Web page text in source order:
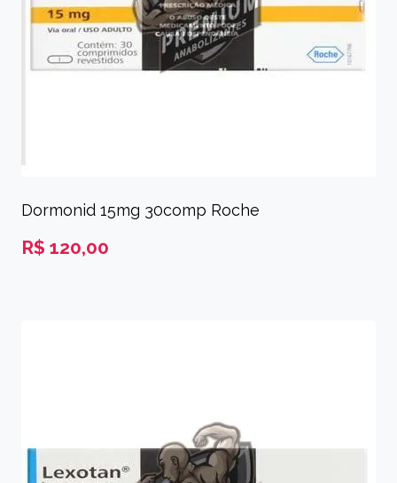
Dormonid 15mg 30comp Roche
R$ 120,00